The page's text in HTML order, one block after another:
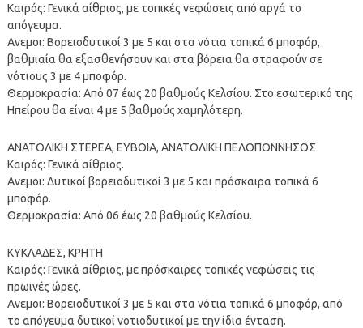
Καιρός: Γενικά αίθριος, με τοπικές νεφώσεις από αργά το
απόγευμα.
Ανεμοι: Βορειοδυτικοί 3 με 5 και στα νότια τοπικά 6 μποφόρ,
βαθμιαία θα εξασθενήσουν και στα βόρεια θα στραφούν σε
νότιους 3 με 4 μποφόρ.
Θερμοκρασία: Από 07 έως 20 βαθμούς Κελσίου. Στο εσωτερικό της
Ηπείρου θα είναι 4 με 5 βαθμούς χαμηλότερη.
ΑΝΑΤΟΛΙΚΗ ΣΤΕΡΕΑ, ΕΥΒΟΙΑ, ΑΝΑΤΟΛΙΚΗ ΠΕΛΟΠΟΝΝΗΣΟΣ
Καιρός: Γενικά αίθριος.
Ανεμοι: Δυτικοί βορειοδυτικοί 3 με 5 και πρόσκαιρα τοπικά 6
μποφόρ.
Θερμοκρασία: Από 06 έως 20 βαθμούς Κελσίου.
ΚΥΚΛΑΔΕΣ, ΚΡΗΤΗ
Καιρός: Γενικά αίθριος, με πρόσκαιρες τοπικές νεφώσεις τις
πρωινές ώρες.
Ανεμοι: Βορειοδυτικοί 3 με 5 και στα νότια τοπικά 6 μποφόρ, από
το απόγευμα δυτικοί νοτιοδυτικοί με την ίδια ένταση.